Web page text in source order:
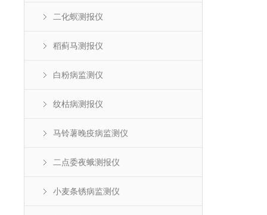
二化螟测报仪
稻蓟马测报仪
白粉病监测仪
纹枯病测报仪
马铃薯晚疫病监测仪
二点委夜蛾测报仪
小麦条锈病监测仪